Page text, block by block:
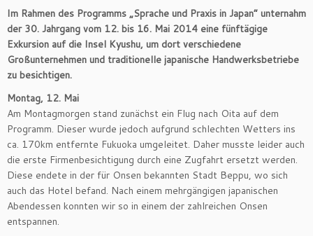
Im Rahmen des Programms „Sprache und Praxis in Japan“ unternahm
der 30. Jahrgang vom 12. bis 16. Mai 2014 eine fünftägige
Exkursion auf die Insel Kyushu, um dort verschiedene
Großunternehmen und traditionelle japanische Handwerksbetriebe
zu besichtigen.
Montag, 12. Mai
Am Montagmorgen stand zunächst ein Flug nach Oita auf dem
Programm. Dieser wurde jedoch aufgrund schlechten Wetters ins
ca. 170km entfernte Fukuoka umgeleitet. Daher musste leider auch
die erste Firmenbesichtigung durch eine Zugfahrt ersetzt werden.
Diese endete in der für Onsen bekannten Stadt Beppu, wo sich
auch das Hotel befand. Nach einem mehrgängigen japanischen
Abendessen konnten wir so in einem der zahlreichen Onsen
entspannen.